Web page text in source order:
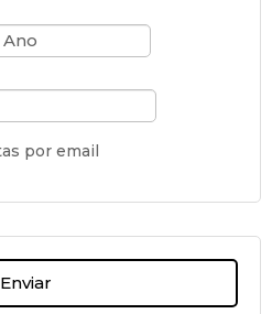
por email
Enviar